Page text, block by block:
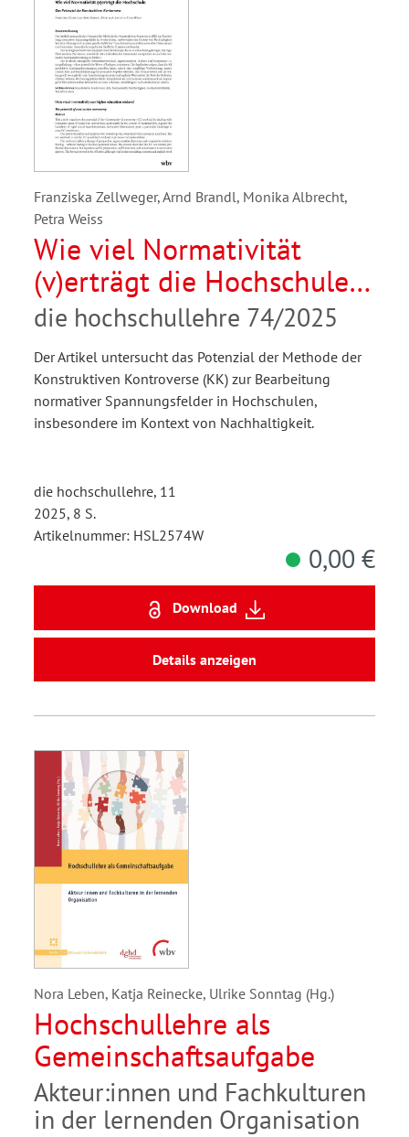
Franziska Zellweger, Arnd Brandl, Monika Albrecht,
Petra Weiss
Wie viel Normativität
(v)erträgt die Hochschule.
Das Potenzial der
Konstruktiven Kontroverse
die hochschullehre 74/2025
Der Artikel untersucht das Potenzial der Methode der
Konstruktiven Kontroverse (KK) zur Bearbeitung
normativer Spannungsfelder in Hochschulen,
insbesondere im Kontext von Nachhaltigkeit.
die hochschullehre, 11
2025, 8 S.
Artikelnummer: HSL2574W
0,00 €
Download
Details anzeigen
Nora Leben, Katja Reinecke, Ulrike Sonntag (Hg.)
Hochschullehre als
Gemeinschaftsaufgabe
Akteur:innen und Fachkulturen
in der lernenden Organisation